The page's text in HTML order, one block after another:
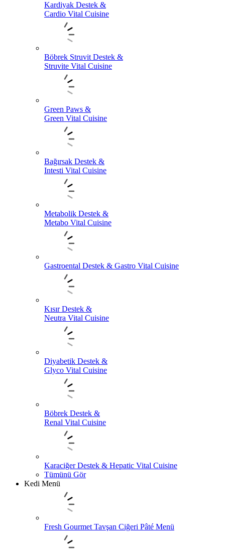
Kardiyak Destek &
Cardio Vital Cuisine
Böbrek Struvit Destek &
Struvite Vital Cuisine
Green Paws &
Green Vital Cuisine
Bağırsak Destek &
Intesti Vital Cuisine
Metabolik Destek &
Metabo Vital Cuisine
Gastroental Destek & Gastro Vital Cuisine
Kısır Destek &
Neutra Vital Cuisine
Diyabetik Destek &
Glyco Vital Cuisine
Böbrek Destek &
Renal Vital Cuisine
Karaciğer Destek & Hepatic Vital Cuisine
Tümünü Gör
Kedi Menü
Fresh Gourmet Tavşan Ciğeri Pâté Menü